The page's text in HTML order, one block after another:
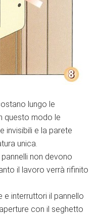
lungo le
questo modo le
invisibili e la parete
unica.
non devono
il lavoro verrà rifinito
interruttori il pannello
con il seghetto